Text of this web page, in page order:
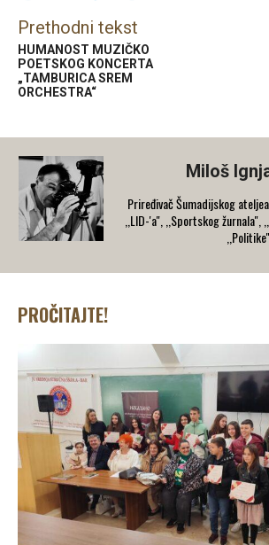
Prethodni tekst
HUMANOST MUZIČKO
POETSKOG KONCERTA
„TAMBURICA SREM
ORCHESTRA“
Miloš
Priređivač Šumadijskog
,,LID-'a'', ,,Sportskog žurnala'',
,,Politike''.
PROČITAJTE!